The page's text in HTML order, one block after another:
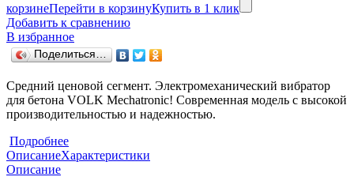
корзинеПерейти в корзинуКупить в 1 клик
Добавить к сравнению
В избранное
Поделиться…
Средний ценовой сегмент. Электромеханический вибратор
для бетона VOLK Mechatroniс! Современная модель с высокой
производительностью и надежностью.
Подробнее
ОписаниеХарактеристики
Описание